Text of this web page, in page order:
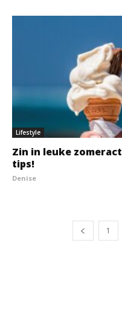
Lifestyle
Zin in leuke
tips!
Denise
1